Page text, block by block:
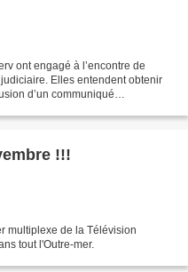
ont engagé à l’encontre de
Elles entendent obtenir
d’un communiqué
!!!
multiplexe de la Télévision
tout l'Outre-mer.